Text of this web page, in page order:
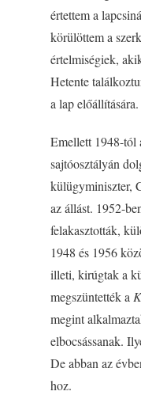
értettem a
körülöttem a
értelmiségiek,
Hetente
a lap előállítására.
Emellett 1948-
sajtóosztályán
külügyminiszter,
az állást. 1952-
felakasztották,
1948 és 1956
illeti, kirúgtak a
megszüntették a
megint
elbocsássanak.
De abban az
hoz.